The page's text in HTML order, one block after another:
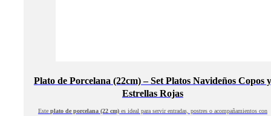
Plato de Porcelana (22cm) – Set Platos Navideños Copos y
Estrellas Rojas
Este plato de porcelana (22 cm)es ideal para servir entradas, postres o acompañamientos con